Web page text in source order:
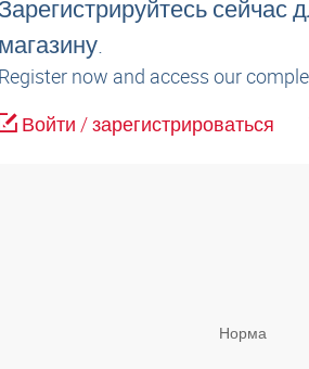
Зарегистрируйтесь
магазину.
Register now and access our
Войти / зарегистрироваться
Норма